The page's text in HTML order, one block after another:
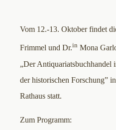
Vom 12.-13. Oktober findet
Frimmel und Dr.in Mona
„Der Antiquariatsbuchhandel
der historischen Forschung”
Rathaus statt.
Zum Programm: